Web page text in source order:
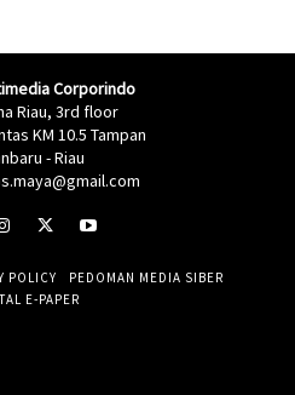
Corporindo
Riau, 3rd floor
KM 10.5 Tampan
- Riau
POLICY
PEDOMAN MEDIA SIBER
E-PAPER